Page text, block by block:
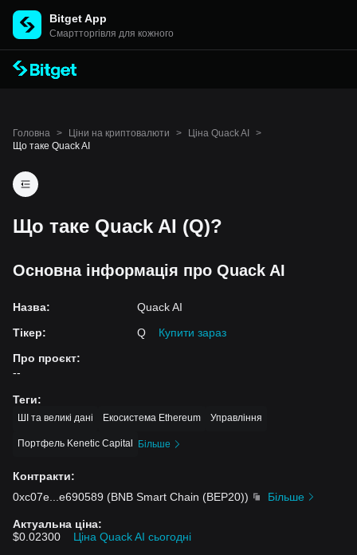
Bitget App
Cмартторгівля для кожного
Головна > Ціни на криптовалюти > Ціна Quack AI
>
Що таке Quack AI
Що таке Quack AI (Q)?
Основна інформація про Quack AI
Назва:
Quack AI
Тікер: Q
Купити зараз
Про проєкт:
--
Теги:
ШІ та великі дані Екосистема Ethereum Управління
Портфель Kenetic Capital Більше
Контракти:
0xc07e
e690589 (BNB Smart Chain (BEP20)) Більше
Актуальна ціна:
$0.02300
Ціна Quack AI сьогодні